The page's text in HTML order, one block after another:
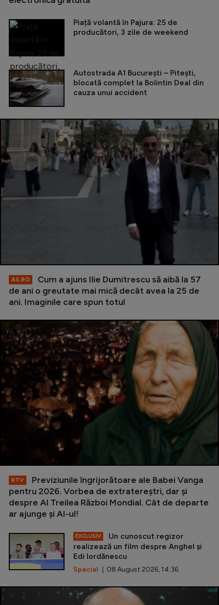
Piață volantă în Pajura: 25 de
producători, 3 zile de weekend
Autostrada A1 București – Pitești,
blocată complet la Bolintin Deal din
cauza unui accident
AS.RO
Cum a ajuns Ilie Dumitrescu să aibă la 57
de ani o greutate mai mică decât avea la 25 de
ani. Imaginile care spun totul
RTV
Previziunile îngrijorătoare ale Babei Vanga
pentru 2026. Vorbea de extratereștri, dar și
despre Al Treilea Război Mondial. Cât de departe
ar ajunge și AI-ul!
EXCLUSIV
Un cunoscut regizor
realizează un film despre Anghel și
Edi Iordănescu
Special | 08 August 2026, 14:36